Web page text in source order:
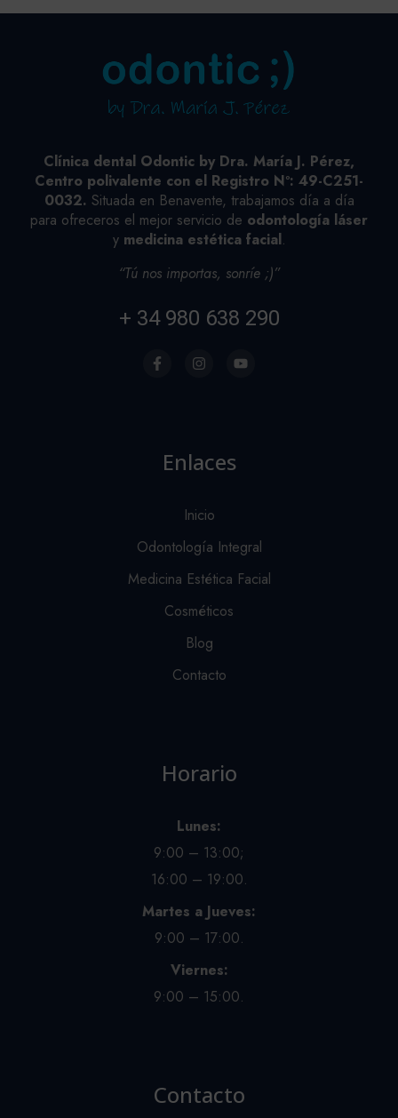
Clínica dental Odontic by Dra. María J. Pérez,
Centro polivalente con el Registro Nº: 49-C251-
0032. Situada en Benavente, trabajamos día a día
para ofreceros el mejor servicio de odontología láser
y medicina estética facial.
“Tú nos importas, sonríe ;)”
+ 34 980 638 290
Enlaces
Inicio
Odontología Integral
Medicina Estética Facial
Cosméticos
Blog
Contacto
Horario
Lunes:
9:00 – 13:00;
16:00 – 19:00.
Martes a Jueves:
9:00 – 17:00.
Viernes:
9:00 – 15:00.
Contacto